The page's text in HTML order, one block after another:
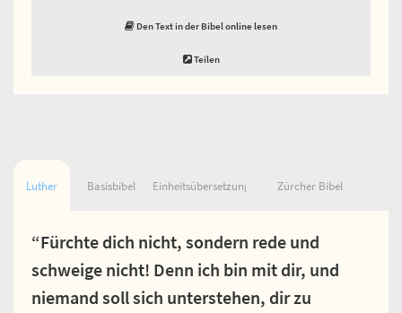
Den Text in der Bibel online lesen
Teilen
Luther Basisbibel Einheitsübersetzung Zürcher Bibel
“Fürchte dich nicht, sondern rede und
schweige nicht! Denn ich bin mit dir, und
niemand soll sich unterstehen, dir zu